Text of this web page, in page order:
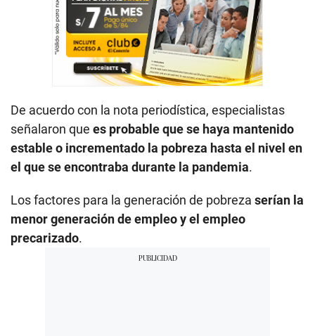
De acuerdo con la nota periodística, especialistas
señalaron que es probable que se haya mantenido
estable o incrementado la pobreza hasta el nivel en
el que se encontraba durante la pandemia.
Los factores para la generación de pobreza serían la
menor generación de empleo y el empleo
precarizado.